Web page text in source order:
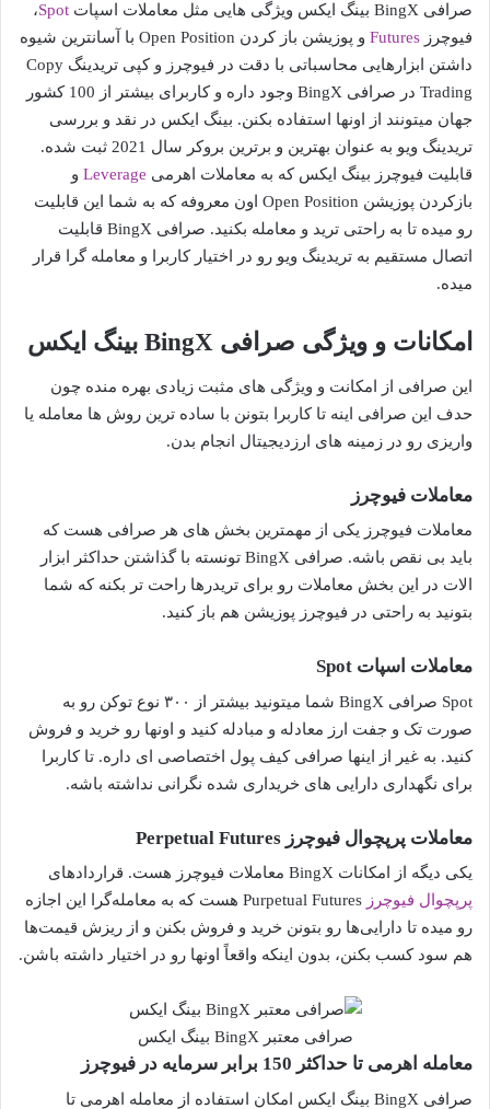
صرافی BingX بینگ ایکس ویژگی هایی مثل معاملات اسپات Spot،
فیوچرز Futures
و پوزیشن باز کردن Open Position با آسانترین شیوه
داشتن ابزارهایی محاسباتی با دقت در فیوچرز و کپی تریدینگ Copy
Trading در صرافی BingX وجود داره و کاربرای بیشتر از 100 کشور
جهان میتونند از اونها استفاده بکنن. بینگ ایکس در نقد و بررسی
تریدینگ ویو به عنوان بهترین و برترین بروکر سال 2021 ثبت شده.
قابلیت فیوچرز بینگ ایکس که به معاملات اهرمی Leverage و
بازکردن پوزیشن Open Position اون معروفه که به شما این قابلیت
رو میده تا به راحتی ترید و معامله بکنید. صرافی BingX قابلیت
اتصال مستقیم به تریدینگ ویو رو در اختیار کاربرا و معامله گرا قرار
میده.
امکانات و ویژگی صرافی BingX بینگ ایکس
این صرافی از امکانت و ویژگی های مثبت زیادی بهره منده چون
حدف این صرافی اینه تا کاربرا بتونن با ساده ترین روش ها معامله یا
واریزی رو در زمینه های ارزدیجیتال انجام بدن.
معاملات فیوچرز
معاملات فیوچرز یکی از مهمترین بخش های هر صرافی هست که
باید بی نقص باشه. صرافی BingX تونسته با گذاشتن حداکثر ابزار
الات در این بخش معاملات رو برای تریدرها راحت تر بکنه که شما
بتونید به راحتی در فیوچرز پوزیشن هم باز کنید.
معاملات اسپات Spot
Spot صرافی BingX شما میتونید بیشتر از ۳۰۰ نوع توکن رو به
صورت تک و جفت ارز معادله و مبادله کنید و اونها رو خرید و فروش
کنید. به غیر از اینها صرافی کیف پول اختصاصی ای داره. تا کاربرا
برای نگهداری دارایی‌ های خریداری شده نگرانی نداشته باشه.
معاملات پرپچوال فیوچرز Perpetual Futures
یکی دیگه از امکانات BingX معاملات فیوچرز هست. قراردادهای
پرپچوال فیوچرز
Purpetual Futures هست که به معامله‌گرا این اجازه
رو میده تا دارایی‌ها رو بتونن خرید و فروش بکنن و از ریزش قیمت‌ها
هم سود کسب بکنن، بدون اینکه واقعاً اونها رو در اختیار داشته باشن.
صرافی معتبر BingX بینگ ایکس
معامله اهرمی تا حداکثر 150 برابر سرمایه در فیوچرز
صرافی BingX بینگ ایکس امکان استفاده از معامله اهرمی تا